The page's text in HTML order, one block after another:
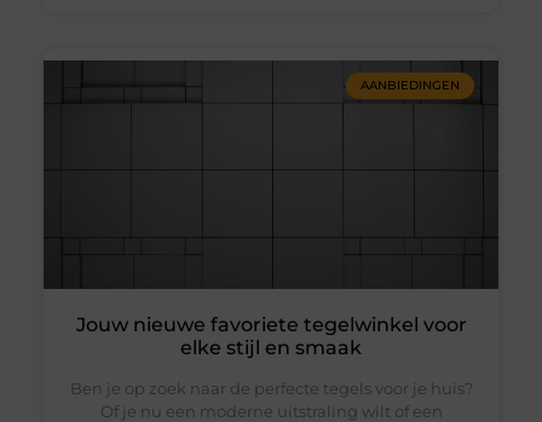
AANBIEDINGEN
Jouw nieuwe favoriete tegelwinkel voor
elke stijl en smaak
Ben je op zoek naar de perfecte tegels voor je huis?
Of je nu een moderne uitstraling wilt of een